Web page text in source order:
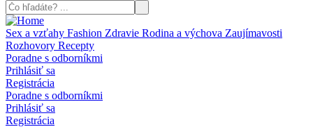
Sex a vzťahy Fashion Zdravie Rodina a výchova Zaujímavosti
Rozhovory Recepty
Poradne s odborníkmi
Prihlásiť sa
Registrácia
Poradne s odborníkmi
Prihlásiť sa
Registrácia